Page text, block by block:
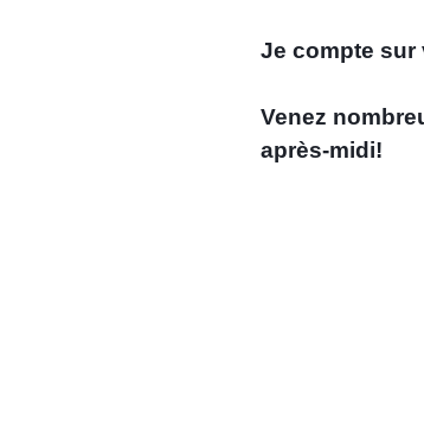
Je compte sur
Venez
après-midi!